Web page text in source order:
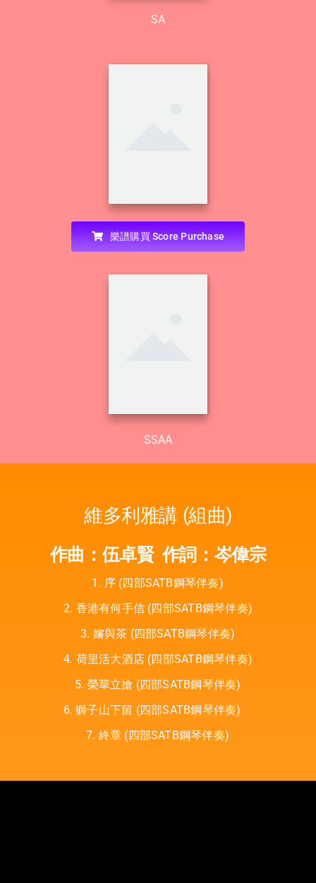
SA
SSA
SSAA
維多利雅講 (組曲)
作曲：伍卓賢作詞：岑偉宗
1. 序 (四部SATB鋼琴伴奏)ㅤㅤㅤㅤㅤ
2. 香港有何手信 (四部SATB鋼琴伴奏)
3. 嬸與茶 (四部SATB鋼琴伴奏)ㅤㅤㅤ
4. 荷里活大酒店 (四部SATB鋼琴伴奏)
5. 榮華立搶 (四部SATB鋼琴伴奏)ㅤㅤ
6. 獅子山下留 (四部SATB鋼琴伴奏)
7. 終章 (四部SATB鋼琴伴奏)ㅤㅤㅤㅤ
樂譜購買 Score Purchase